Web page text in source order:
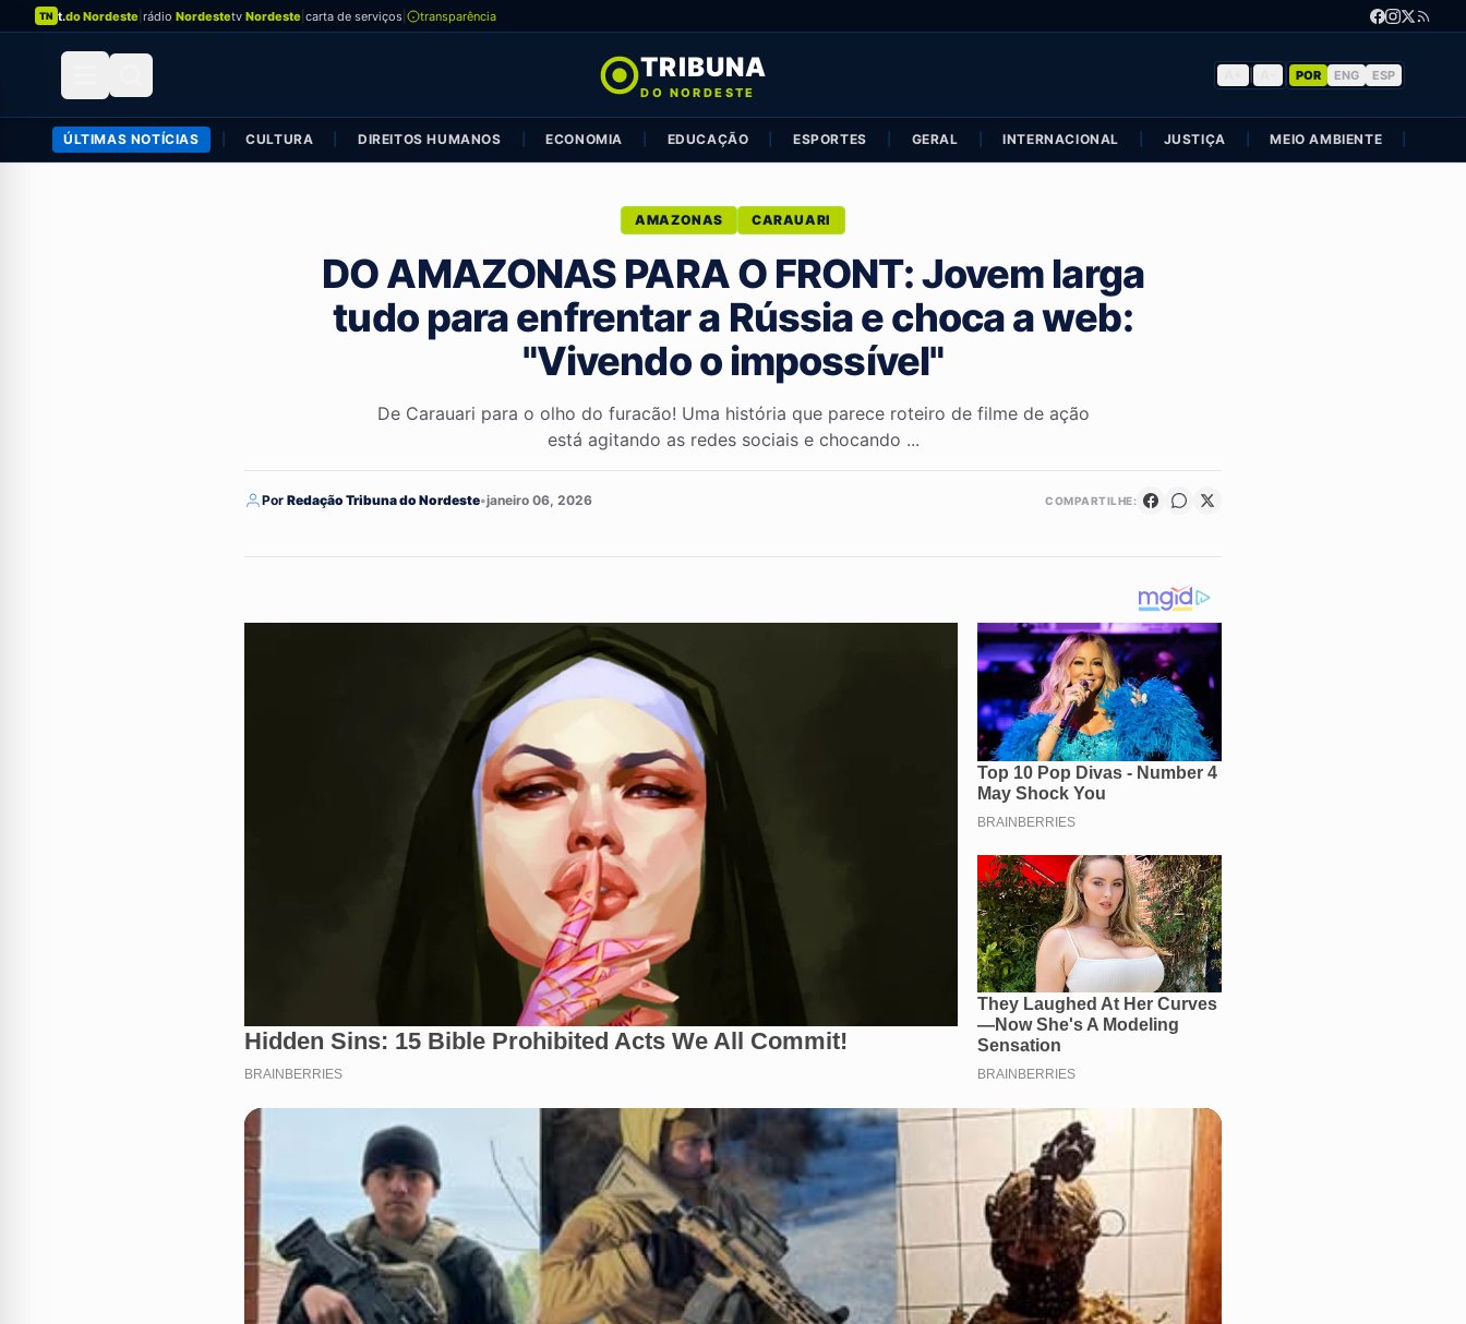
TN t.do Nordeste rádio Nordestetv Nordeste carta de serviços transparência
TRIBUNA
DO NORDESTE
POR ENG ESP
ÚLTIMAS NOTÍCIAS CULTURA DIREITOS HUMANOS ECONOMIA EDUCAÇÃO ESPORTES GERAL INTERNACIONAL JUSTIÇA MEIO AMBIENTE
AMAZONAS CARAUARI
DO AMAZONAS PARA O FRONT: Jovem larga
tudo para enfrentar a Rússia e choca a web:
"Vivendo o impossível"
De Carauari para o olho do furacão! Uma história que parece roteiro de filme de ação
está agitando as redes sociais e chocando ...
Por Redação Tribuna do Nordeste•janeiro 06, 2026 COMPARTILHE: